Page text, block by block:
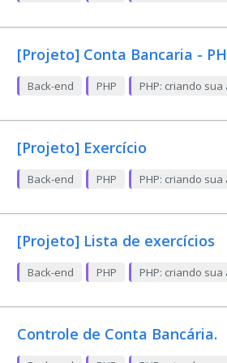
[Projeto] Conta Bancaria -
Back-end PHP PHP: criando sua
[Projeto] Exercício
Back-end PHP PHP: criando sua
[Projeto] Lista de exercícios
Back-end PHP PHP: criando sua
Controle de Conta Bancária.